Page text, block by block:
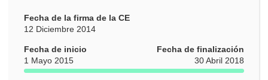
Fecha de la firma de la CE
12 Diciembre 2014
Fecha de inicio
1 Mayo 2015
Fecha de finalización
30 Abril 2018